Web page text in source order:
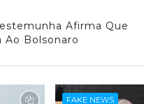
Afirma Que
Ao Bolsonaro
FAKE NEWS